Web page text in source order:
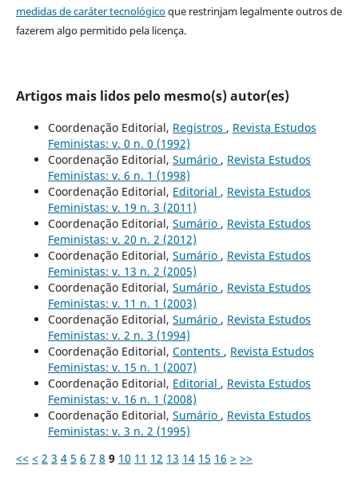
medidas de caráter tecnológicoque restrinjam legalmente outros de
fazerem algo permitido pela licença.
Artigos mais lidos pelo mesmo(s) autor(es)
Coordenação Editorial, Registros , Revista Estudos
Feministas: v. 0 n. 0 (1992)
Coordenação Editorial, Sumário , Revista Estudos
Feministas: v. 6 n. 1 (1998)
Coordenação Editorial, Editorial , Revista Estudos
Feministas: v. 19 n. 3 (2011)
Coordenação Editorial, Sumário , Revista Estudos
Feministas: v. 20 n. 2 (2012)
Coordenação Editorial, Sumário , Revista Estudos
Feministas: v. 13 n. 2 (2005)
Coordenação Editorial, Sumário , Revista Estudos
Feministas: v. 11 n. 1 (2003)
Coordenação Editorial, Sumário , Revista Estudos
Feministas: v. 2 n. 3 (1994)
Coordenação Editorial, Contents , Revista Estudos
Feministas: v. 15 n. 1 (2007)
Coordenação Editorial, Editorial , Revista Estudos
Feministas: v. 16 n. 1 (2008)
Coordenação Editorial, Sumário , Revista Estudos
Feministas: v. 3 n. 2 (1995)
<< < 2 3 4 5 6 7 8 9 10 11 12 13 14 15 16 > >>